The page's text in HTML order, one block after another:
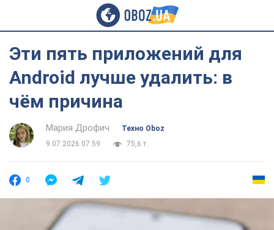
Эти пять приложений для
Android лучше удалить: в
чём причина
Мария Дрофич
Техно Oboz
9.07.2026 07:59
75,6 т.
0